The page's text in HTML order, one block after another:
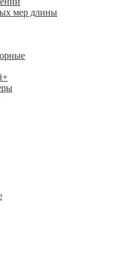
мер длины
+